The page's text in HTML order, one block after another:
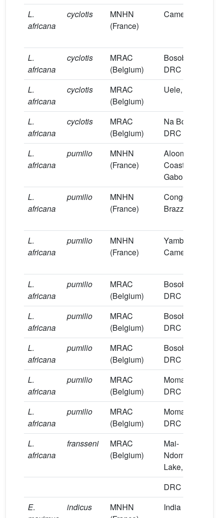
L.
africana
cyclotis
MNHN
(France)
Cameroon
L.
africana
cyclotis
MRAC
(Belgium)
Bosobolo,
DRC
L.
africana
cyclotis
MRAC
(Belgium)
Uele, DRC
L.
africana
cyclotis
MRAC
(Belgium)
Na Bodio,
DRC
L.
africana
pumilio
MNHN
(France)
Aloombe
Coast,
Gabon
L.
africana
pumilio
MNHN
(France)
Congo
Brazzaville
L.
africana
pumilio
MNHN
(France)
Yambong,
Cameroon
L.
africana
pumilio
MRAC
(Belgium)
Bosobolo,
DRC
L.
africana
pumilio
MRAC
(Belgium)
Bosobolo,
DRC
L.
africana
pumilio
MRAC
(Belgium)
Bosobolo,
DRC
L.
africana
pumilio
MRAC
(Belgium)
Moma,
DRC
L.
africana
pumilio
MRAC
(Belgium)
Moma,
DRC
L.
africana
fransseni
MRAC
(Belgium)
Mai-
Ndombe
Lake,
DRC
E.
indicus
MNHN
India